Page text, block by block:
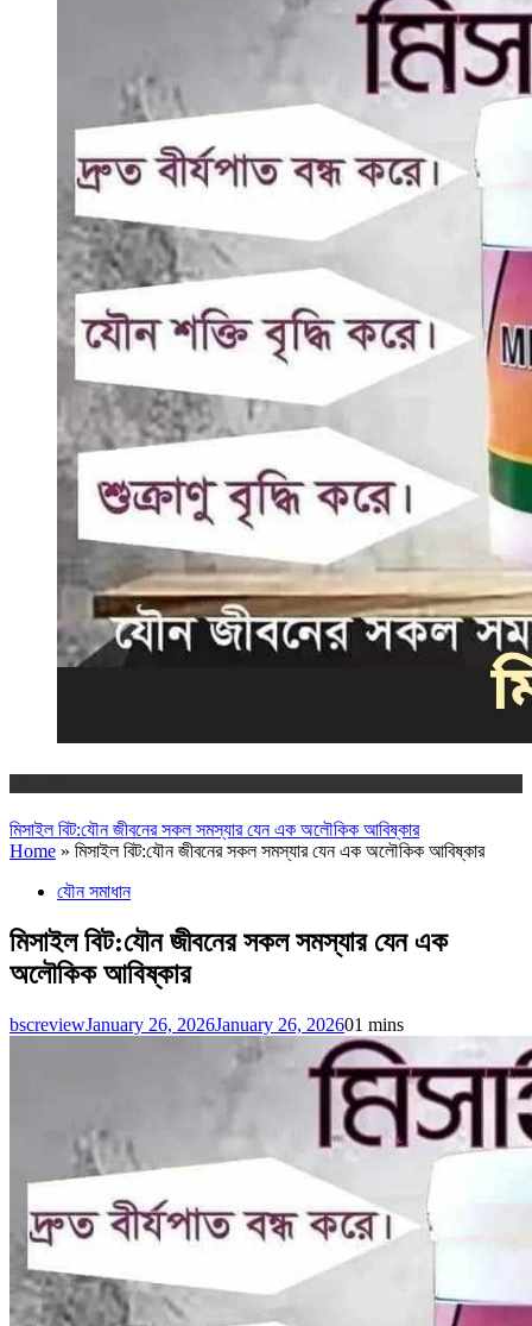
মিসাইল বিট:যৌন জীবনের সকল সমস্যার যেন এক অলৌকিক আবিষ্কার
Home » মিসাইল বিট:যৌন জীবনের সকল সমস্যার যেন এক অলৌকিক আবিষ্কার
যৌন সমাধান
মিসাইল বিট:যৌন জীবনের সকল সমস্যার যেন এক
অলৌকিক আবিষ্কার
bscreviewJanuary 26, 2026January 26, 202601 mins